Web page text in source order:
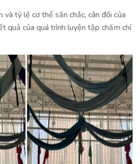
và tỷ lệ cơ thể săn chắc, cân đối của
quả của quá trình luyện tập chăm chỉ